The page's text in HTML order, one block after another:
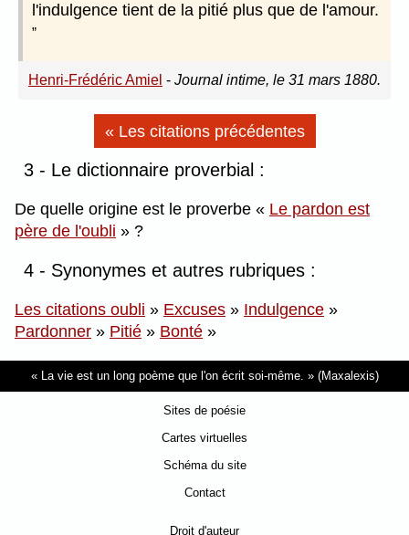
l'indulgence tient de la pitié plus que de l'amour.
Henri-Frédéric Amiel - Journal intime, le 31 mars 1880.
« Les citations précédentes
3 - Le dictionnaire proverbial :
De quelle origine est le proverbe
Le pardon est
père de l'oubli
?
4 - Synonymes et autres rubriques :
Les citations oubli » Excuses » Indulgence »
Pardonner » Pitié » Bonté »
La vie est un long poème que l'on écrit soi-même. (Maxalexis)
Sites de poésie
Cartes virtuelles
Schéma du site
Contact
Droit d'auteur